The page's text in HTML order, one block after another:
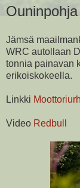
Jämsä
WRC autollaan
tonnia painavan
erikoiskokeella.
Linkki
Video Redbull